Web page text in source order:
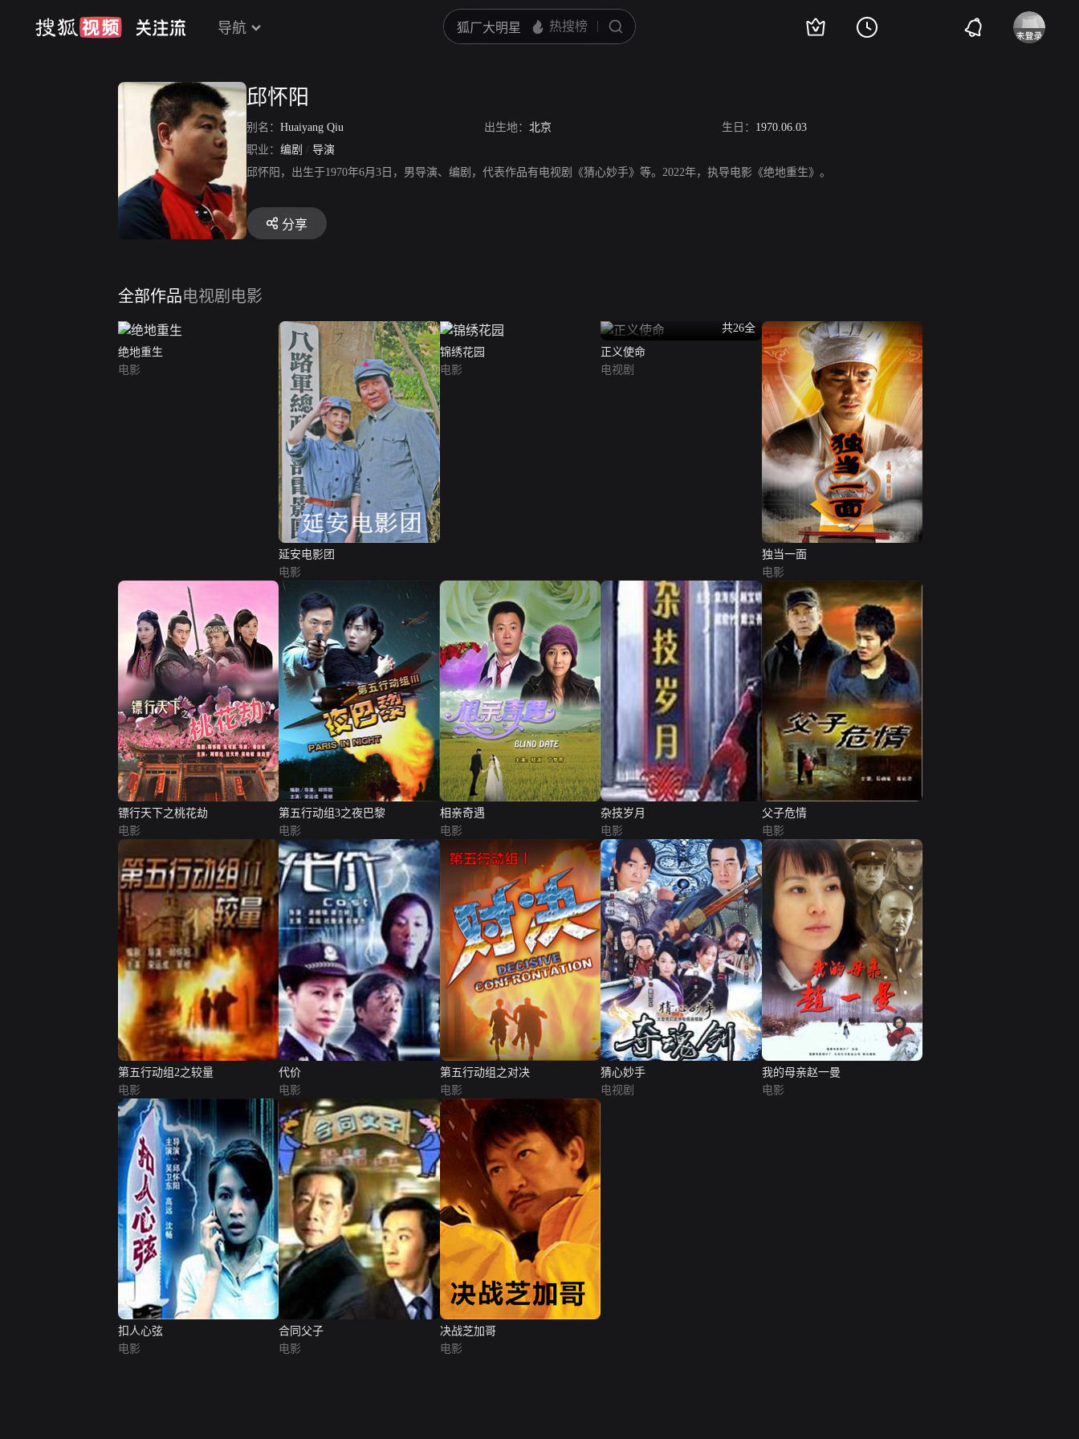
导航
邱怀阳
别名： Huaiyang Qiu 出生地： 北京 生日： 1970.06.03
职业： 编剧 / 导演
邱怀阳，出生于1970年6月3日，男导演、编剧，代表作品有电视剧《猜心妙手》等。2022年，执导电影《绝地重生》。
分享
全部作品电视剧 电影
绝地重生
电影
延安电影团
电影
锦绣花园
电影
共26全
正义使命
电视剧
独当一面
电影
镖行天下之桃花劫
电影
第五行动组3之夜巴黎
电影
相亲奇遇
电影
杂技岁月
电影
父子危情
电影
第五行动组2之较量
电影
代价
电影
第五行动组之对决
电影
猜心妙手
电视剧
我的母亲赵一曼
电影
扣人心弦
电影
合同父子
电影
决战芝加哥
电影